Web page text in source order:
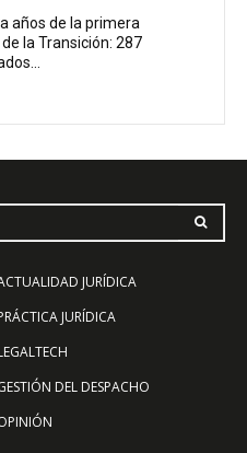
años de la primera
la Transición: 287
JURÍDICA
JURÍDICA
DEL DESPACHO